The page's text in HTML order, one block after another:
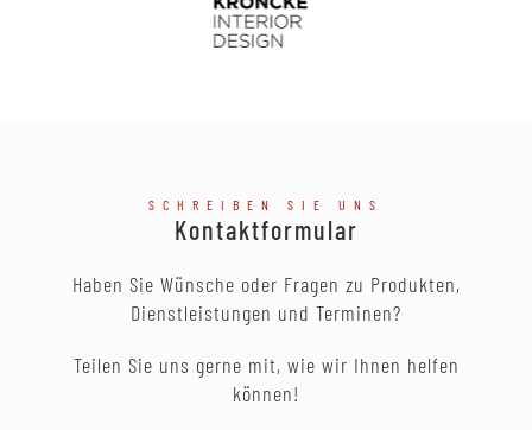
SCHREIBEN SIE UNS
Kontaktformular
Haben Sie Wünsche oder Fragen zu Produkten,
Dienstleistungen und Terminen?
Teilen Sie uns gerne mit, wie wir Ihnen helfen
können!